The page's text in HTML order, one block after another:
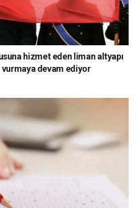
hizmet eden liman altyapı
devam ediyor